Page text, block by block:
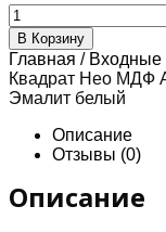
Количество
товара
Luxor
2МДФ
Квадрат
Нео
МДФ
Антрацит
Грецкий
орех
В Корзину
Главная / Входные
Квадрат Нео МДФ
Эмалит белый
Описание
Отзывы (0)
Описание